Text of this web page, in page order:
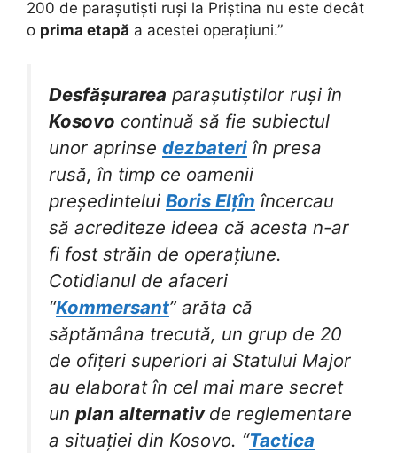
200 de parașutiști ruși la Priștina nu este decât
o prima etapă a acestei operațiuni.”
Desfășurarea parașutiștilor ruși în
Kosovo continuă să fie subiectul
unor aprinse dezbateri în presa
rusă, în timp ce oamenii
președintelui Boris Elțîn încercau
să acrediteze ideea că acesta n-ar
fi fost străin de operațiune.
Cotidianul de afaceri
“Kommersant” arăta că
săptămâna trecută, un grup de 20
de ofițeri superiori ai Statului Major
au elaborat în cel mai mare secret
un plan alternativ de reglementare
a situației din Kosovo. “Tactica